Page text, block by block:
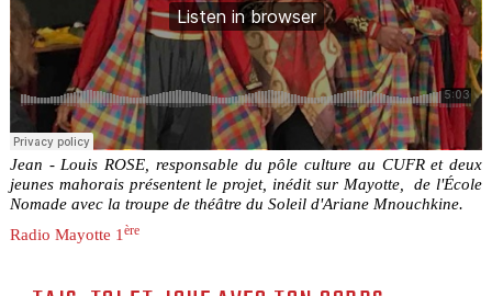
Jean - Louis ROSE, responsable du pôle culture au CUFR et deux
jeunes mahorais présentent le projet, inédit sur Mayotte, de l'École
Nomade avec la troupe de théâtre du Soleil d'Ariane Mnouchkine.
Radio Mayotte 1 ère